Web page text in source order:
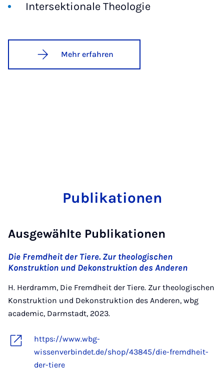
Intersektionale Theologie
Mehr erfahren
Publikationen
Ausgewählte Publikationen
Die Fremdheit der Tiere. Zur theologischen
Konstruktion und Dekonstruktion des Anderen
H. Herdramm, Die Fremdheit der Tiere. Zur theologischen
Konstruktion und Dekonstruktion des Anderen, wbg
academic, Darmstadt, 2023.
https://www.wbg-
wissenverbindet.de/shop/43845/die-fremdheit-
der-tiere